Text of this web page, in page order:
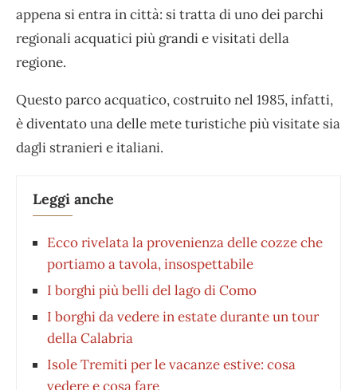
appena si entra in città: si tratta di uno dei parchi
regionali acquatici più grandi e visitati della
regione.
Questo parco acquatico, costruito nel 1985, infatti,
è diventato una delle mete turistiche più visitate sia
dagli stranieri e italiani.
Leggi anche
Ecco rivelata la provenienza delle cozze che
portiamo a tavola, insospettabile
I borghi più belli del lago di Como
I borghi da vedere in estate durante un tour
della Calabria
Isole Tremiti per le vacanze estive: cosa
vedere e cosa fare